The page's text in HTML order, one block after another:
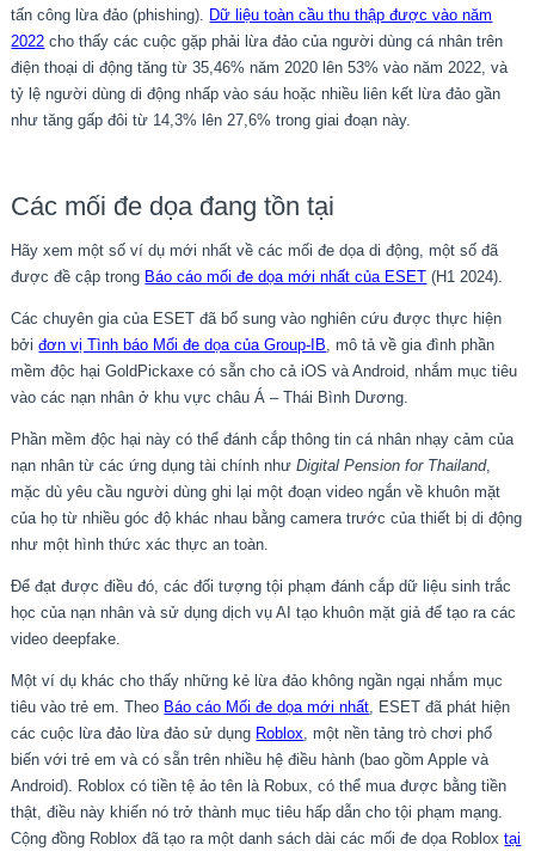
tấn công lừa đảo (phishing). Dữ liệu toàn cầu thu thập được vào năm
2022 cho thấy các cuộc gặp phải lừa đảo của người dùng cá nhân trên
điện thoại di động tăng từ 35,46% năm 2020 lên 53% vào năm 2022, và
tỷ lệ người dùng di động nhấp vào sáu hoặc nhiều liên kết lừa đảo gần
như tăng gấp đôi từ 14,3% lên 27,6% trong giai đoạn này.
Các mối đe dọa đang tồn tại
Hãy xem một số ví dụ mới nhất về các mối đe dọa di động, một số đã
được đề cập trong Báo cáo mối đe dọa mới nhất của ESET (H1 2024).
Các chuyên gia của ESET đã bổ sung vào nghiên cứu được thực hiện
bởiđơn vị Tình báo Mối đe dọa của Group-IB, mô tả về gia đình phần
mềm độc hại GoldPickaxe có sẵn cho cả iOS và Android, nhắm mục tiêu
vào các nạn nhân ở khu vực châu Á – Thái Bình Dương.
Phần mềm độc hại này có thể đánh cắp thông tin cá nhân nhạy cảm của
nạn nhân từ các ứng dụng tài chính nhưDigital Pension for Thailand,
mặc dù yêu cầu người dùng ghi lại một đoạn video ngắn về khuôn mặt
của họ từ nhiều góc độ khác nhau bằng camera trước của thiết bị di động
như một hình thức xác thực an toàn.
Để đạt được điều đó, các đối tượng tội phạm đánh cắp dữ liệu sinh trắc
học của nạn nhân và sử dụng dịch vụ AI tạo khuôn mặt giả để tạo ra các
video deepfake.
Một ví dụ khác cho thấy những kẻ lừa đảo không ngần ngại nhắm mục
tiêu vào trẻ em. Theo Báo cáo Mối đe dọa mới nhất, ESET đã phát hiện
các cuộc lừa đảo lừa đảo sử dụng Roblox, một nền tảng trò chơi phổ
biến với trẻ em và có sẵn trên nhiều hệ điều hành (bao gồm Apple và
Android). Roblox có tiền tệ ảo tên là Robux, có thể mua được bằng tiền
thật, điều này khiến nó trở thành mục tiêu hấp dẫn cho tội phạm mạng.
Cộng đồng Roblox đã tạo ra một danh sách dài các mối đe dọa Robloxtại